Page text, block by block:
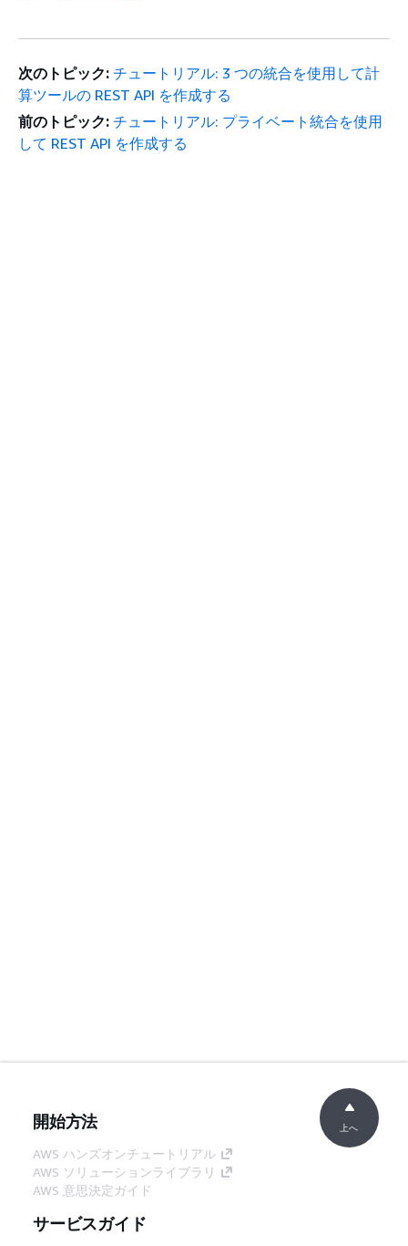
次のトピック: チュートリアル: 3 つの統合を使用して計
算ツールの REST API を作成する
前のトピック: チュートリアル: プライベート統合を使用
して REST API を作成する
開始方法
AWS ハンズオンチュートリアル
AWS ソリューションライブラリ
AWS 意思決定ガイド
サービスガイド
上へ